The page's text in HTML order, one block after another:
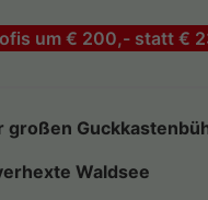
um € 200,- statt €
großen
Waldsee